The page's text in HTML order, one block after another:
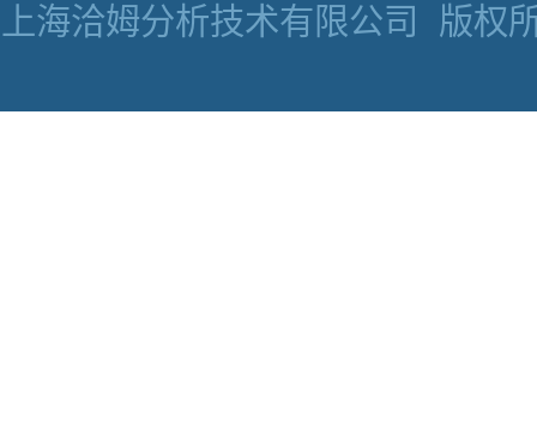
上海洽姆分析技术有限公司
版权